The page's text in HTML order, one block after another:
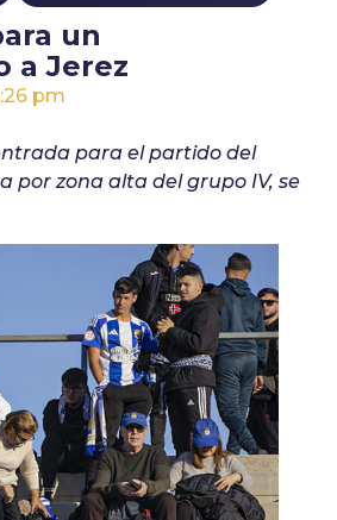
un
a Jerez
pm
para el partido del
por zona alta del grupo IV, se